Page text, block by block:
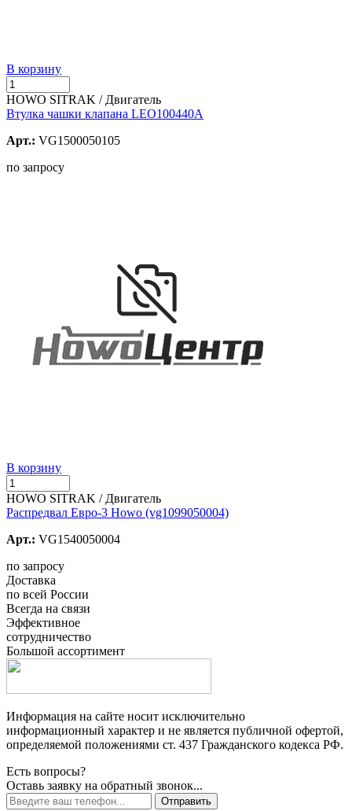
В корзину
HOWO SITRAK / Двигатель
Втулка чашки клапана LEO100440A
Арт.: VG1500050105
по запросу
В корзину
HOWO SITRAK / Двигатель
Распредвал Евро-3 Howo (vg1099050004)
Арт.: VG1540050004
по запросу
Доставка
по всей России
Всегда на связи
Эффективное
сотрудничество
Большой ассортимент
Информация на сайте носит исключительно
информационный характер и не является публичной офертой,
определяемой положениями ст. 437 Гражданского кодекса РФ.
Есть вопросы?
Оставь заявку на обратный звонок...
Отправить